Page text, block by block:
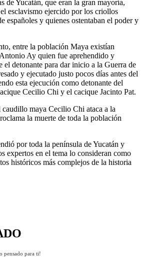
de Yucatán, que eran la gran mayoría,
esclavismo ejercido por los criollos
españoles y quienes ostentaban el poder y
entre la población Maya existían
Ay quien fue aprehendido y
el detonante para dar inicio a la Guerra de
y ejecutado justo pocos días antes del
esta ejecución como detonante del
Cecilio Chi y el cacique Jacinto Pat.
caudillo maya Cecilio Chi ataca a la
la muerte de toda la población
por toda la península de Yucatán y
expertos en el tema lo consideran como
históricos más complejos de la historia
pensado para ti!